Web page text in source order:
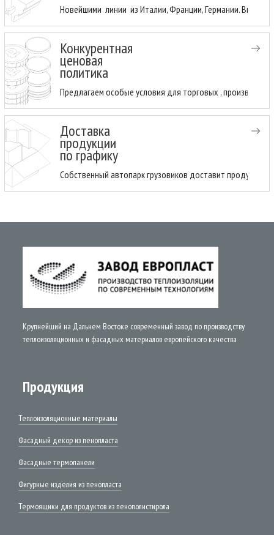
Новейшими линии из Италии, Франции, Германии.
Конкурентная
ценовая
политика
Предлагаем особые условия для торговых ,
Доставка
продукции
по графику
Собственный автопарк грузовиков доставит
Крупнейший на Дальнем Востоке современный завод по производству
теплоизоляционных и фасадных материалов европейского качества
Продукция
Теплоизоляционные материалы
Фасадный декор из пенопласта
Фасадные термопанели
Фигурные изделия из пенопласта
Термоящики для продуктов из пенополистирола